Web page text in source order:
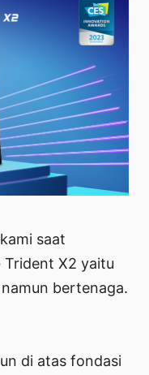
saat
Trident X2 yaitu
bertenaga.
di atas fondasi